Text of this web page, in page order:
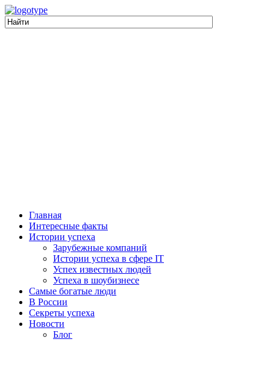
Главная
Интересные факты
Истории успеха
Зарубежные компаний
Истории успеха в сфере IT
Успех известных людей
Успеха в шоубизнесе
Самые богатые люди
В России
Секреты успеха
Новости
Блог